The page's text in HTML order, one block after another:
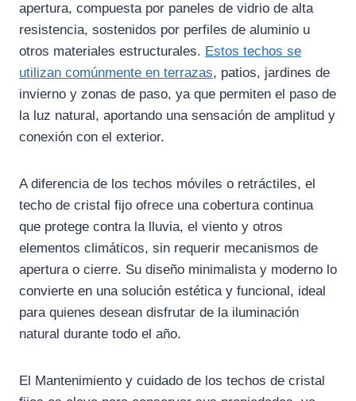
apertura, compuesta por paneles de vidrio de alta
resistencia, sostenidos por perfiles de aluminio u
otros materiales estructurales. Estos techos se
utilizan comúnmente en terrazas, patios, jardines de
invierno y zonas de paso, ya que permiten el paso de
la luz natural, aportando una sensación de amplitud y
conexión con el exterior.
A diferencia de los techos móviles o retráctiles, el
techo de cristal fijo ofrece una cobertura continua
que protege contra la lluvia, el viento y otros
elementos climáticos, sin requerir mecanismos de
apertura o cierre. Su diseño minimalista y moderno lo
convierte en una solución estética y funcional, ideal
para quienes desean disfrutar de la iluminación
natural durante todo el año.
El Mantenimiento y cuidado de los techos de cristal